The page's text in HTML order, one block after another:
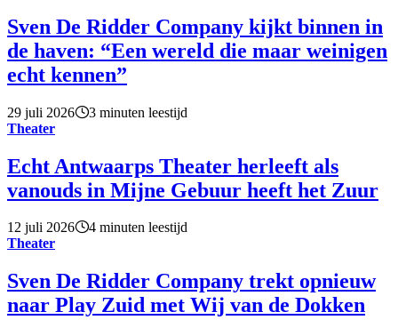
Sven De Ridder Company kijkt binnen in
de haven: “Een wereld die maar weinigen
echt kennen”
29 juli 2026
3 minuten leestijd
Theater
Echt Antwaarps Theater herleeft als
vanouds in Mijne Gebuur heeft het Zuur
12 juli 2026
4 minuten leestijd
Theater
Sven De Ridder Company trekt opnieuw
naar Play Zuid met Wij van de Dokken